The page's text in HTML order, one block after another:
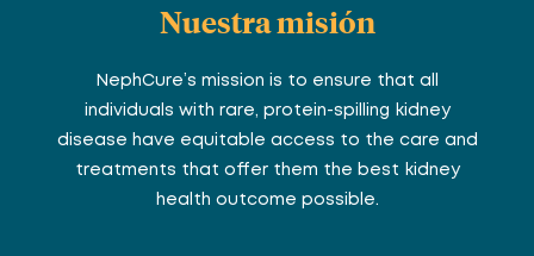
Nuestra misión
NephCure’s mission is to ensure that all
individuals with rare, protein-spilling kidney
disease have equitable access to the care and
treatments that offer them the best kidney
health outcome possible.